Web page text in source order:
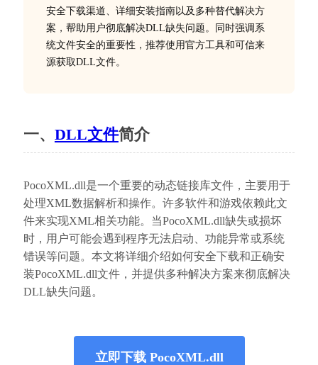
安全下载渠道、详细安装指南以及多种替代解决方
案，帮助用户彻底解决DLL缺失问题。同时强调系
统文件安全的重要性，推荐使用官方工具和可信来
源获取DLL文件。
一、 DLL文件简介
PocoXML.dll是一个重要的动态链接库文件，主要用于
处理XML数据解析和操作。许多软件和游戏依赖此文
件来实现XML相关功能。当PocoXML.dll缺失或损坏
时，用户可能会遇到程序无法启动、功能异常或系统
错误等问题。本文将详细介绍如何安全下载和正确安
装PocoXML.dll文件，并提供多种解决方案来彻底解决
DLL缺失问题。
立即下载 PocoXML.dll